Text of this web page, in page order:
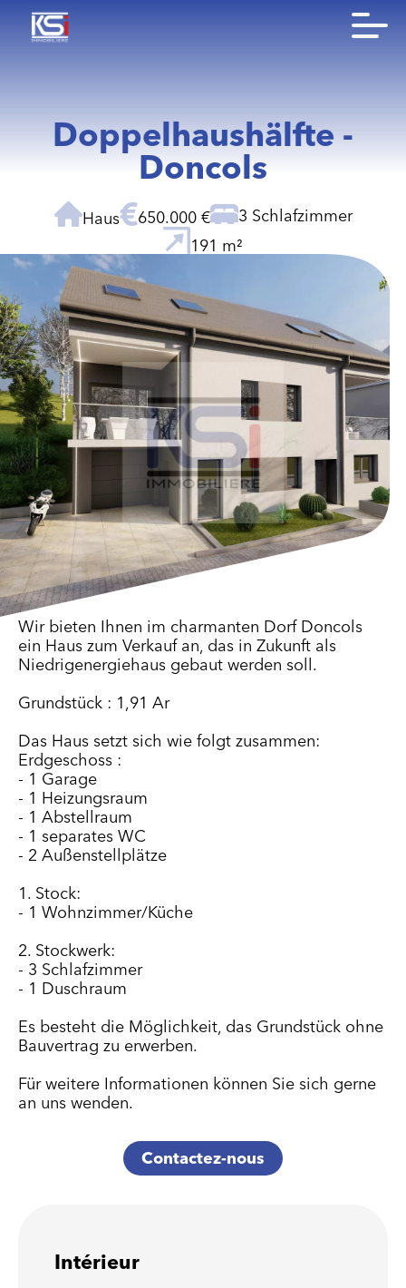
Doppelhaushälfte -
Doncols
Haus 650.000 €
3 Schlafzimmer
191 m²
Wir bieten Ihnen im charmanten Dorf Doncols
ein Haus zum Verkauf an, das in Zukunft als
Niedrigenergiehaus gebaut werden soll.
Grundstück : 1,91 Ar
Das Haus setzt sich wie folgt zusammen:
Erdgeschoss :
- 1 Garage
- 1 Heizungsraum
- 1 Abstellraum
- 1 separates WC
- 2 Außenstellplätze
1. Stock:
- 1 Wohnzimmer/Küche
2. Stockwerk:
- 3 Schlafzimmer
- 1 Duschraum
Es besteht die Möglichkeit, das Grundstück ohne
Bauvertrag zu erwerben.
Für weitere Informationen können Sie sich gerne
an uns wenden.
Contactez-nous
Intérieur